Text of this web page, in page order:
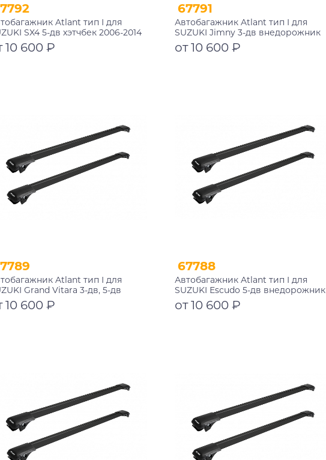
Atlant тип I для
SX4 5-дв хэтчбек 2006-2014
черные дуги 910/910 мм
10 600 ₽
67791
Автобагажник Atlant тип I для
SUZUKI Jimny 3-дв внедорожник
1998-2019 рейлинги черные дуги
850/850 мм 10002+11114+11114
от 10 600 ₽
Atlant тип I для
Grand Vitara 3-дв, 5-дв
1997-2006 рейлинги
дуги 790/790 мм
10 600 ₽
67788
Автобагажник Atlant тип I для
SUZUKI Escudo 5-дв внедорожник
1997-2005 рейлинги черные дуги
790/790 мм 10002+11118+11118
от 10 600 ₽